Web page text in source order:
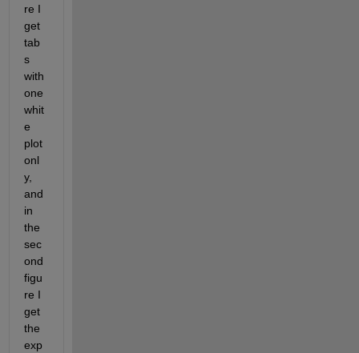
re I
get
tab
s
with
one
whit
e
plot
onl
y,
and
in
the
sec
ond
figu
re I
get
the
exp